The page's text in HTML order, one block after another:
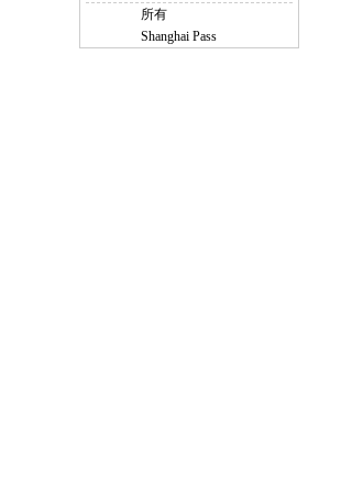
所有
Shanghai Pass